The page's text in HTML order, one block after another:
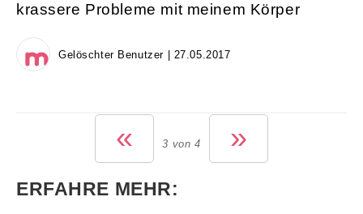
krassere Probleme mit meinem Körper
Gelöschter Benutzer | 27.05.2017
« 3 von 4 »
ERFAHRE MEHR: